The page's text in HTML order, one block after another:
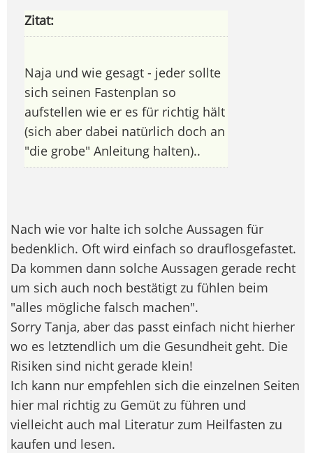
Zitat:
Naja und wie gesagt - jeder sollte
sich seinen Fastenplan so
aufstellen wie er es für richtig hält
(sich aber dabei natürlich doch an
"die grobe" Anleitung halten)..
Nach wie vor halte ich solche Aussagen für
bedenklich. Oft wird einfach so drauflosgefastet.
Da kommen dann solche Aussagen gerade recht
um sich auch noch bestätigt zu fühlen beim
"alles mögliche falsch machen".
Sorry Tanja, aber das passt einfach nicht hierher
wo es letztendlich um die Gesundheit geht. Die
Risiken sind nicht gerade klein!
Ich kann nur empfehlen sich die einzelnen Seiten
hier mal richtig zu Gemüt zu führen und
vielleicht auch mal Literatur zum Heilfasten zu
kaufen und lesen.